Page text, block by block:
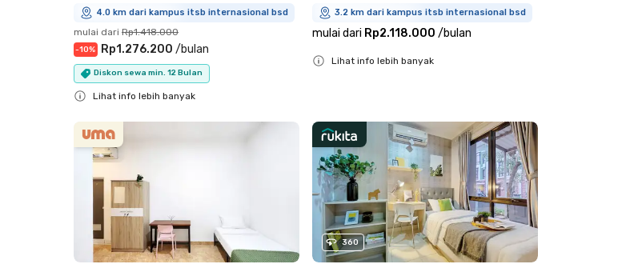
4.0 km dari kampus itsb internasional bsd
mulai dari Rp1.418.000
-10% Rp1.276.200 /bulan
Diskon sewa min. 12 Bulan
Lihat info lebih banyak
3.2 km dari kampus itsb internasional bsd
mulai dari Rp2.118.000 /bulan
Lihat info lebih banyak
360